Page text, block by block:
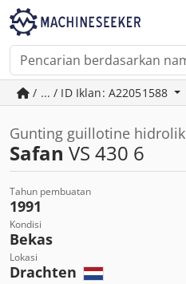
/ ... / ID Iklan: A22051588
Gunting guillotine hidrolik
Safan VS 430 6
Tahun pembuatan
1991
Kondisi
Bekas
Lokasi
Drachten